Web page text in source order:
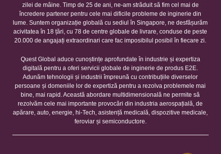
zilei de mâine. Timp de 25 de ani, ne-am străduit să fim cel mai de
încredere partener pentru cele mai dificile probleme de inginerie din
lume. Suntem organizație globală cu sediul în Singapore, ne desfășurăm
acivitatea în 18 țări, cu 78 de centre globale de livrare, conduse de peste
20.000 de angajați extraordinari care fac imposibilul posibil în fiecare zi.
Quest Global aduce cunoștințe aprofundate în industrie și expertiza
digitală pentru a oferi servicii globale de inginerie de produs E2E.
Adunăm tehnologii și industrii împreună cu contribuțiile diverselor
persoane și domeniile lor de expertiză pentru a rezolva problemele mai
bine, mai rapid. Această abordare multidimensională ne permite să
rezolvăm cele mai importante provocări din industria aerospațială, de
apărare, auto, energie, hi-Tech, asistență medicală, dispozitive medicale,
feroviar și semiconductore.